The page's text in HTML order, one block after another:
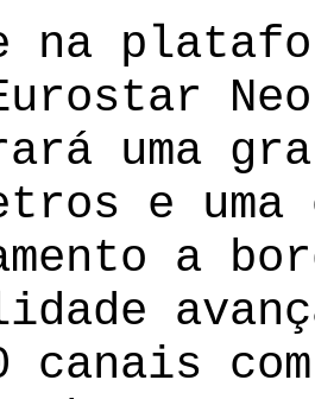
na
uma
e
a
canais